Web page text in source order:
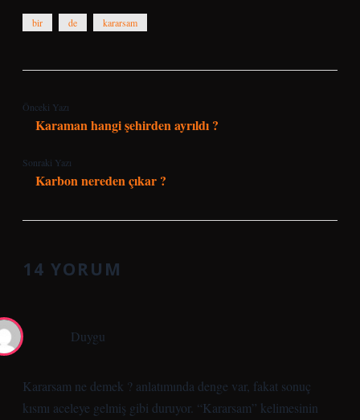
bir de kararsam
Önceki Yazı
Karaman hangi şehirden ayrıldı ?
Sonraki Yazı
Karbon nereden çıkar ?
14 YORUM
Duygu
Kararsam ne demek ? anlatımında denge var, fakat sonuç
kısmı aceleye gelmiş gibi duruyor. “Kararsam” kelimesinin